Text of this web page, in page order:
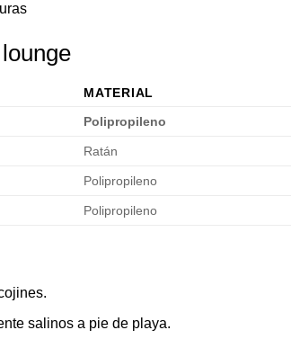
MATERIAL
Polipropileno
Ratán
Polipropileno
Polipropileno
salinos a pie de playa.